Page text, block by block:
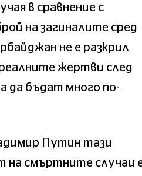
в сравнение с
на загиналите сред
не е разкрил
жертви след
да бъдат много по-
Путин тази
на смъртните случаи